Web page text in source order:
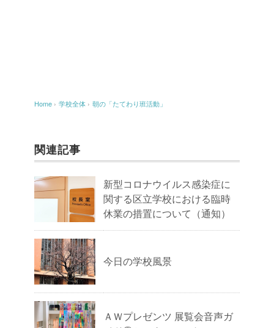
Home › 学校全体 › 朝の「たてわり班活動」
関連記事
新型コロナウイルス感染症に
関する区立学校における臨時
休業の措置について（通知）
今日の学校風景
ＡＷプレゼンツ 展覧会音声ガ